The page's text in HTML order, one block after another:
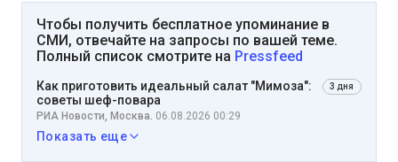
Чтобы получить бесплатное упоминание в
СМИ, отвечайте на запросы по вашей теме.
Полный список смотрите на Pressfeed
Как приготовить идеальный салат "Мимоза":
советы шеф-повара
3 дня
РИА Новости, Москва. 06.08.2026 00:29
Показать еще